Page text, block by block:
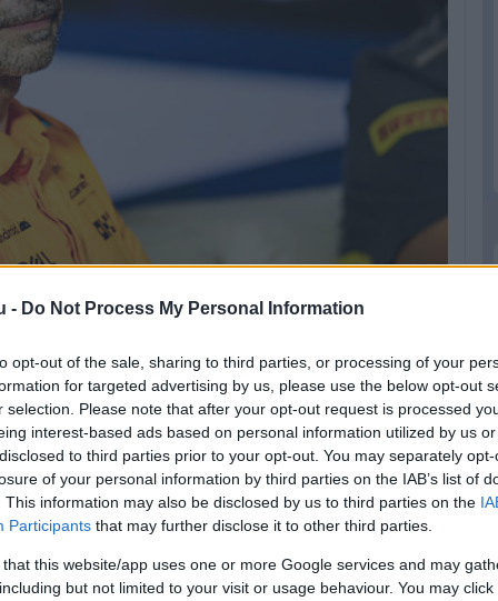
- Do Not Process My Personal Information
opt-out of the sale, sharing to third parties, or processing of your
for targeted advertising by us, please use the below opt-out
selection. Please note that after your opt-out request is processed
interest-based ads based on personal information utilized by us
to third parties prior to your opt-out. You may separately
of your personal information by third parties on the IAB’s list of
This information may also be disclosed by us to third parties on the
Participants that may further disclose it to other third parties.
that this website/app uses one or more Google services and may
but not limited to your visit or usage behaviour. You may
állt több nyomás alatt hátulról, amikor
abban, milyen gyors lesz a friss
mindkét McLaren Alonso elé jöhessen
döntést.
a kerékcsere után mindig trükkös dolog.
visszahozni magát, de ez a hideg
gondolta. Tévesen ítélte meg a helyzetet,